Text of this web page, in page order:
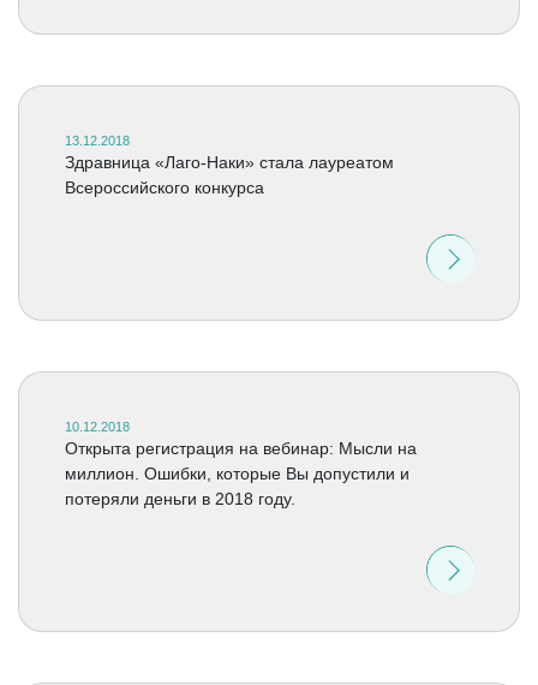
13.12.2018
Здравница «Лаго-Наки» стала лауреатом
Всероссийского конкурса
10.12.2018
Открыта регистрация на вебинар: Мысли на
миллион. Ошибки, которые Вы допустили и
потеряли деньги в 2018 году.